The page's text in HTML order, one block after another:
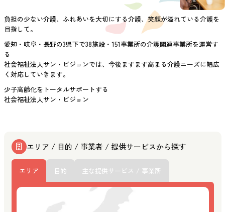
負担の少ない介護、ふれあいを大切にする介護、笑顔が溢れている介護を
目指して。
愛知・岐阜・長野の3県下で38施設・151事業所の介護関連事業所を運営す
る
社会福祉法人サン・ビジョンでは、今後ますます高まる介護ニーズに幅広
く対応していきます。
少子高齢化をトータルサポートする
社会福祉法人サン・ビジョン
エリア / 目的 / 事業者 / 提供サービスから探す
エリア 目的 主な提供サービス / 事業所